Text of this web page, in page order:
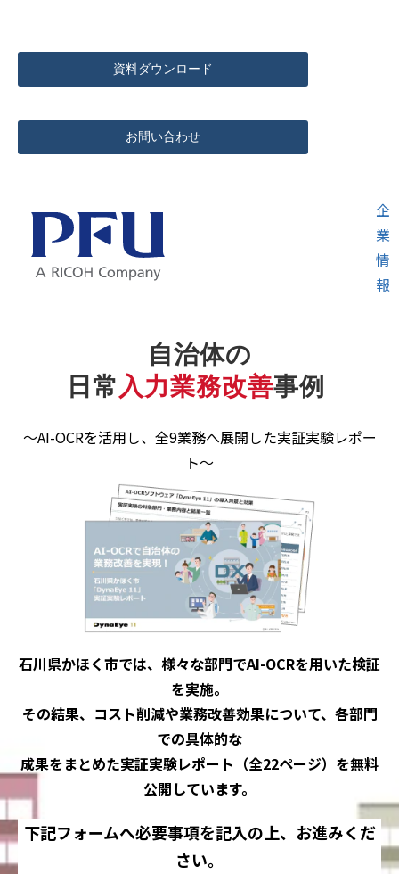
資料ダウンロード
お問い合わせ
企
業
情
報
自治体の
日常入力業務改善事例
〜AI-OCRを活用し、全9業務へ展開した実証実験レポー
ト〜
石川県かほく市では、様々な部門でAI-OCRを用いた検証
を実施。
その結果、コスト削減や業務改善効果について、各部門
での具体的な
成果をまとめた実証実験レポート（全22ページ）を無料
公開しています。
下記フォームへ必要事項を記入の上、お進みくだ
さい。